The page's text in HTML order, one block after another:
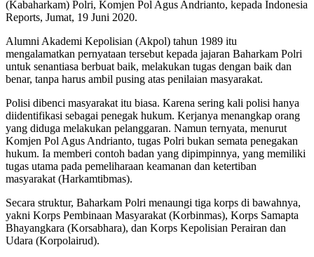
(Kabaharkam) Polri, Komjen Pol Agus Andrianto, kepada Indonesia
Reports, Jumat, 19 Juni 2020.
Alumni Akademi Kepolisian (Akpol) tahun 1989 itu
mengalamatkan pernyataan tersebut kepada jajaran Baharkam Polri
untuk senantiasa berbuat baik, melakukan tugas dengan baik dan
benar, tanpa harus ambil pusing atas penilaian masyarakat.
Polisi dibenci masyarakat itu biasa. Karena sering kali polisi hanya
diidentifikasi sebagai penegak hukum. Kerjanya menangkap orang
yang diduga melakukan pelanggaran. Namun ternyata, menurut
Komjen Pol Agus Andrianto, tugas Polri bukan semata penegakan
hukum. Ia memberi contoh badan yang dipimpinnya, yang memiliki
tugas utama pada pemeliharaan keamanan dan ketertiban
masyarakat (Harkamtibmas).
Secara struktur, Baharkam Polri menaungi tiga korps di bawahnya,
yakni Korps Pembinaan Masyarakat (Korbinmas), Korps Samapta
Bhayangkara (Korsabhara), dan Korps Kepolisian Perairan dan
Udara (Korpolairud).